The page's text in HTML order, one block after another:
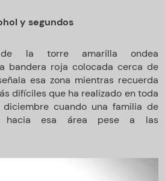
y segundos
la torre amarilla ondea
bandera roja colocada cerca de
esa zona mientras recuerda
difíciles que ha realizado en toda
cuando una familia de
hacia esa área pese a las